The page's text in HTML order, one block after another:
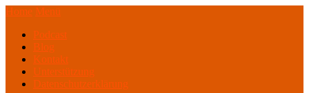
Home Menü
Podcast
Blog
Kontakt
Unterstützung
Datenschutzerklärung